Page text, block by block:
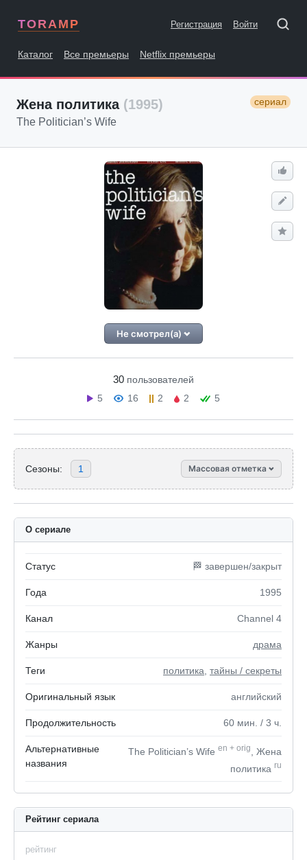
TORAMP Регистрация Войти
Каталог Все премьеры Netflix премьеры
Жена политика (1995) сериал
The Politician’s Wife
Не смотрел(а)
30 пользователей
5
16 2 2 5
Сезоны: 1 Массовая отметка
О сериале
Статус 🏁 завершен/закрыт
Года 1995
Канал Channel 4
Жанры драма
Теги политика тайны / секреты
Оригинальный язык английский
Продолжительность 60 мин. / 3 ч.
Альтернативные
названия
The Politician’s Wife en + orig
, Жена
политика ru
Рейтинг сериала
рейтинг